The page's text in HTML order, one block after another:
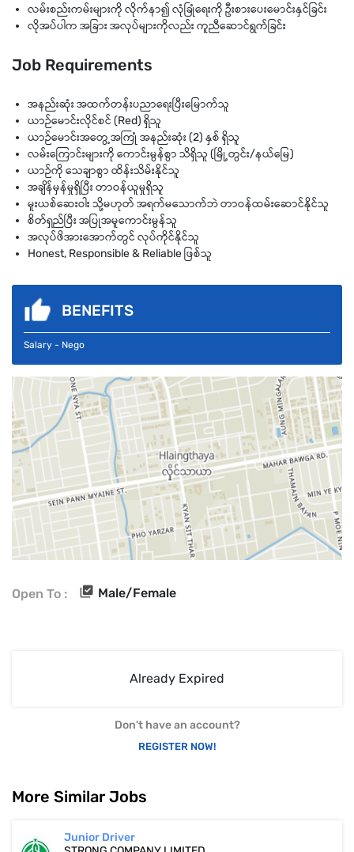
လမ်းစည်းကမ်းများကို လိုက်နာ၍ လုံခြုံရေးကို ဦးစားပေးမောင်းနှင်ခြင်း
လိုအပ်ပါက အခြား အလုပ်များကိုလည်း ကူညီဆောင်ရွက်ခြင်း
Job Requirements
အနည်းဆုံး အထက်တန်းပညာရေးပြီးမြောက်သူ
ယာဉ်မောင်းလိုင်စင် (Red) ရှိသူ
ယာဉ်မောင်းအတွေ့အကြုံ အနည်းဆုံး (2) နှစ် ရှိသူ
လမ်းကြောင်းများကို ကောင်းမွန်စွာ သိရှိသူ (မြို့တွင်း/နယ်မြေ)
ယာဉ်ကို သေချာစွာ ထိန်းသိမ်းနိုင်သူ
အချိန်မှန်မှုရှိပြီး တာဝန်ယူမှုရှိသူ
မူးယစ်ဆေးဝါး သို့မဟုတ် အရက်မသောက်ဘဲ တာဝန်ထမ်းဆောင်နိုင်သူ
စိတ်ရှည်ပြီး အပြုအမူကောင်းမွန်သူ
အလုပ်ဖိအားအောက်တွင် လုပ်ကိုင်နိုင်သူ
Honest, Responsible & Reliable ဖြစ်သူ
BENEFITS
Salary - Nego
Open To : Male/Female
Already Expired
Don't have an account?
REGISTER NOW!
More Similar Jobs
Junior Driver